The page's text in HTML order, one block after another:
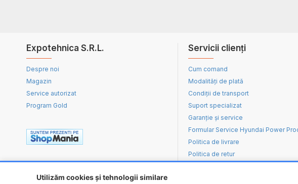
Utilizăm cookies și tehnologii similare
Expotehnica S.R.L.
Despre noi
Magazin
Service autorizat
Program Gold
Servicii clienți
Cum comand
Modalități de plată
Condiții de transport
Suport specializat
Garanție și service
Formular Service Hyundai Power
Politica de livrare
Politica de retur